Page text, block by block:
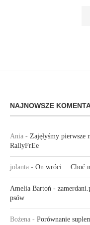
NAJNOWSZE
Ania - Zajęłyśmy pierwsze
RallyFrEe
jolanta - On wróci… Choć
Amelia Bartoń -
psów
Bożena - Porównanie